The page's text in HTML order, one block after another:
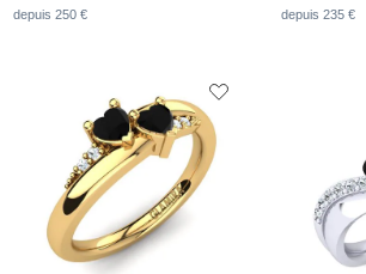
depuis 250 € depuis 235 €